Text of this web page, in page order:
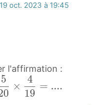
19 oct. 2023 à 19:45
l'affirmation :
0
5
×
19
4
= ....